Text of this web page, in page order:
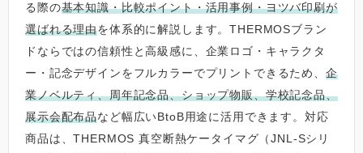
る際の基本知識・比較ポイント・活用事例・ヨツバ印刷が
選ばれる理由を体系的に解説します。THERMOSブラン
ドならではの信頼性と高級感に、企業ロゴ・キャラクタ
ー・記念デザインをフルカラーでプリントできるため、 企
業ノベルティ、周年記念品、ショップ物販、学校記念品、
展示会配布品など幅広いBtoB用途に活用できます。対応
商品は、THERMOS 真空断熱ケータイマグ（JNL-Sシリ